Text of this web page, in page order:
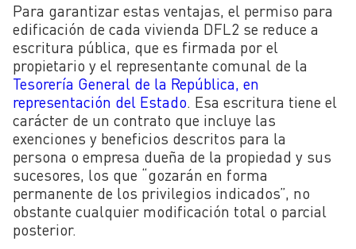
Para garantizar estas ventajas, el permiso para
edificación de cada vivienda DFL2 se reduce a
escritura pública, que es firmada por el
propietario y el representante comunal de la
Tesorería General de la República, en
representación del Estado. Esa escritura tiene el
carácter de un contrato que incluye las
exenciones y beneficios descritos para la
persona o empresa dueña de la propiedad y sus
sucesores, los que “gozarán en forma
permanente de los privilegios indicados”, no
obstante cualquier modificación total o parcial
posterior.